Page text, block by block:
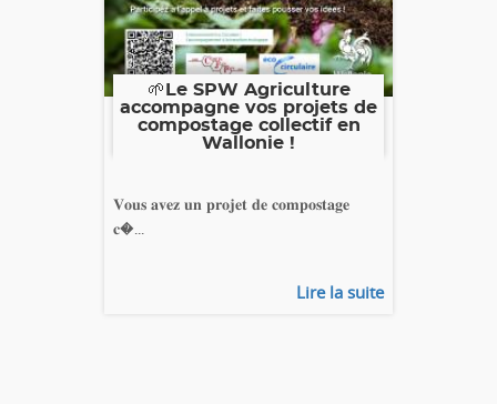
🌱Le SPW Agriculture
accompagne vos projets de
compostage collectif en
Wallonie !
𝐕𝐨𝐮𝐬 𝐚𝐯𝐞𝐳 𝐮𝐧 𝐩𝐫𝐨𝐣𝐞𝐭 𝐝𝐞 𝐜𝐨𝐦𝐩𝐨𝐬𝐭𝐚𝐠𝐞
𝐜�...
Lire la suite